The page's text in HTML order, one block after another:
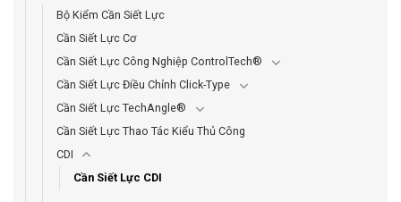
Bộ Kiểm Cần Siết Lực
Cần Siết Lực Cơ
Cần Siết Lực Công Nghiệp ControlTech®
Cần Siết Lực Điều Chỉnh Click-Type
Cần Siết Lực TechAngle®
Cần Siết Lực Thao Tác Kiểu Thủ Công
CDI
Cần Siết Lực CDI